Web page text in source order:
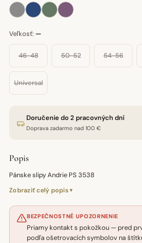
Veľkosť: —
46-48 50-52 54-56
Universal
Doručenie do 2 pracovných dní
Doprava zadarmo nad 100 €
Popis
Pánske slipy Andrie PS 3538
Zobraziť celý popis
BEZPEČNOSTNÉ UPOZORNENIE
Priamy kontakt s pokožkou — pred
podľa ošetrovacích symbolov na